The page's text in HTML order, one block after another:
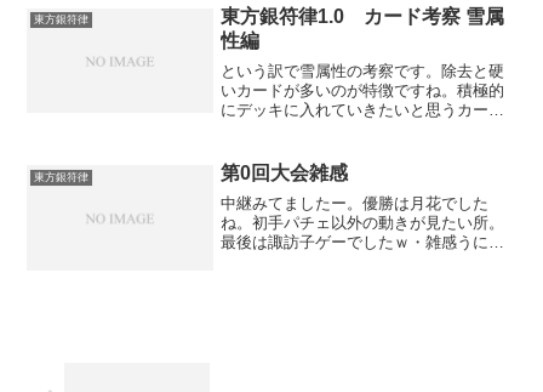
常に想定しておく必要のあるカードでし
ょう。博麗神社右...
東方銀符律
東方銀符律1.0 カード考察 雪属
性編
という訳で雪属性の考察です。除去と硬
いカードが多いのが特徴ですね。積極的
にデッキに入れていきたいと思うカード
ヴなので妹紅などのペナルティにも対処
可能ですが、西行妖と違っ...
東方銀符律 第0回大会雑感
中継みてましたー。優勝は月花でした
ね。初手パチェ以外の動きが見たい所。
最後は諏訪子ゲーでしたｗ・雑感うにゅ